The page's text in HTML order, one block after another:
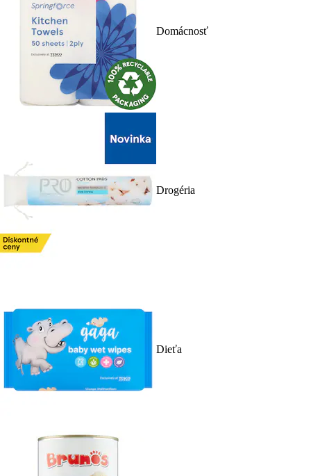
Domácnosť
Drogéria
Dieťa